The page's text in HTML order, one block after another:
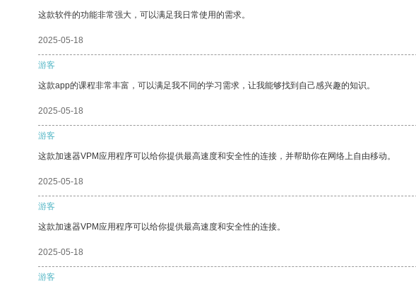
这款软件的功能非常强大，可以满足我日常使用的需求。
2025-05-18
游客
这款app的课程非常丰富，可以满足我不同的学习需求，让我能够找到自己感兴趣的知识。
2025-05-18
游客
这款加速器VPM应用程序可以给你提供最高速度和安全性的连接，并帮助你在网络上自由移动。
2025-05-18
游客
这款加速器VPM应用程序可以给你提供最高速度和安全性的连接。
2025-05-18
游客